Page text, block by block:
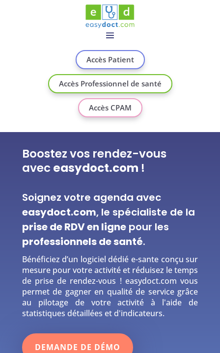
Accès Patient
Accès Professionnel de santé
Accès CPAM
Boostez vos rendez-vous
avec easydoct.com !
Soignez votre agenda avec
easydoct.com, le spécialiste de la
prise de RDV en lignepour les
professionnels de santé.
Bénéficiez d’un logiciel dédié e-sante conçu sur
mesure pour votre activité et réduisez le temps
de prise de rendez-vous ! easydoct.com vous
permet de gagner en qualité de service grâce
au pilotage de votre activité à l'aide de
statistiques détaillées et d'indicateurs.
DEMANDE DE DÉMO